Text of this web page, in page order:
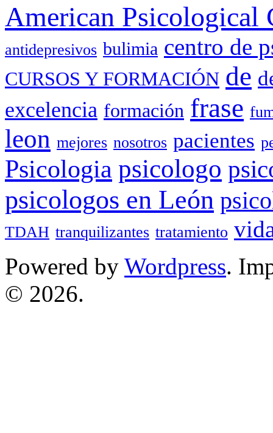
American Psicological
antidepresivos bulimia centro de
CURSOS Y FORMACIÓN de
excelencia formación frase
leon mejores nosotros pacientes
Psicologia psicologo
psicologos en León
TDAH tranquilizantes tratamiento
Powered by Wordpress.
© 2026.